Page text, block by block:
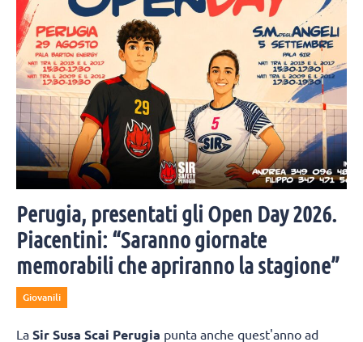
Perugia, presentati gli Open Day 2026.
Piacentini: “Saranno giornate
memorabili che apriranno la stagione”
Giovanili
La Sir Susa Scai Perugia punta anche quest'anno ad